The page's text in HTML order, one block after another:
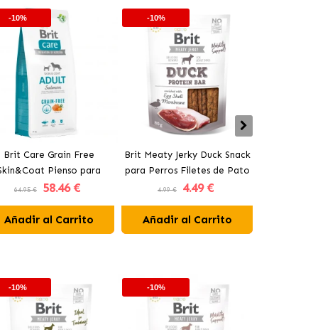
-10%
Brit Care Grain Free
Pienso para
Perros con Salmón
64.95 € 58.46 €
Añadir al Carrito
-10%
Brit Meaty Jerky Duck Snack
para Perros Filetes de Pato
4.99 € 4.49 €
Añadir al Carrito
-10% -10%